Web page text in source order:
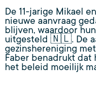
De 11-jarige Mikael
nieuwe aanvraag
blijven, waardoor
uitgesteld 🇳🇱. De
gezinshereniging
Faber benadrukt dat
het beleid moeilijk